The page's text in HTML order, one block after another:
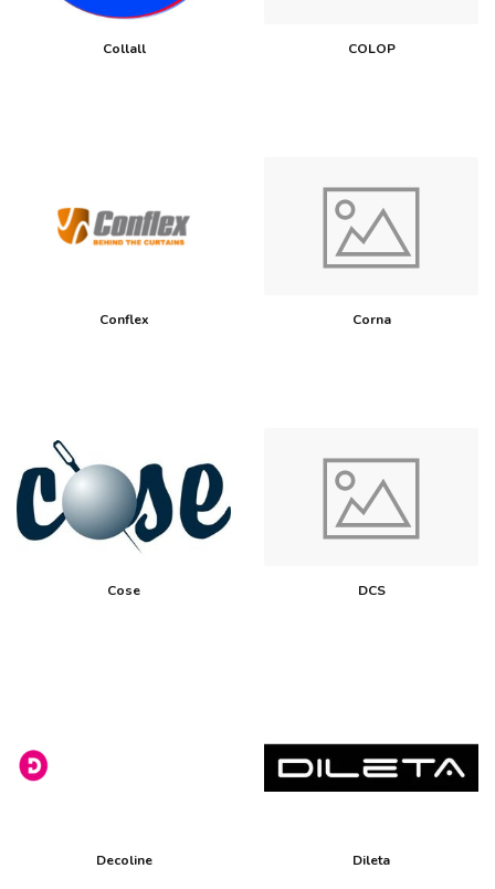
Collall COLOP
Conflex Corna
Cose DCS
Decoline Dileta